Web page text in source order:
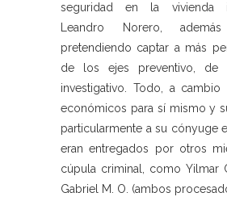
seguridad en la vivienda
Leandro Norero,
pretendiendo captar a más
de los ejes preventivo, de
investigativo. Todo, a
económicos para sí mismo y
particularmente a su cónyuge
eran entregados por otros
cúpula criminal, como Yilmar
Gabriel M. O. (ambos